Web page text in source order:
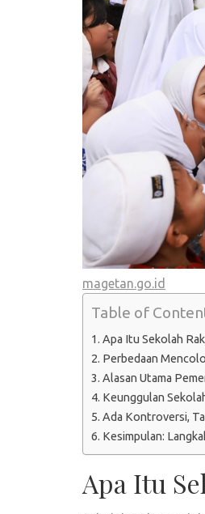
magetan.go.id
Table of
Apa Itu Sekolah
Perbedaan
Alasan Utama
Keunggulan
Ada Kontroversi,
Kesimpulan:
Apa Itu